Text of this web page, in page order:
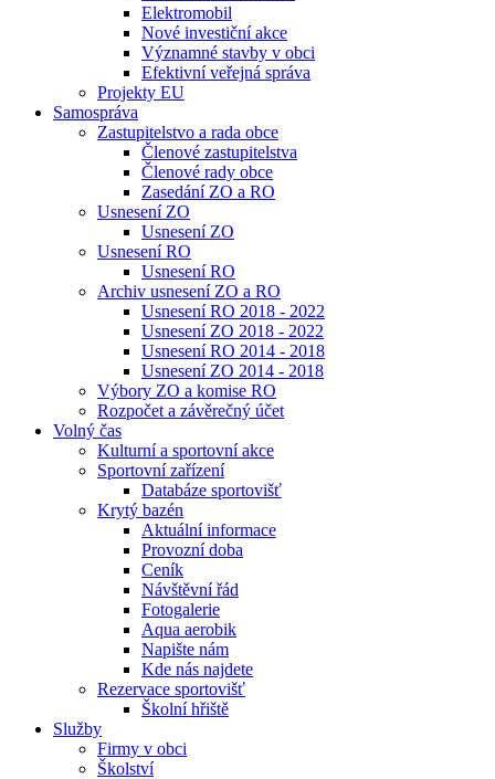
Elektromobil
Nové investiční akce
Významné stavby v obci
Efektivní veřejná správa
Projekty EU
Samospráva
Zastupitelstvo a rada obce
Členové zastupitelstva
Členové rady obce
Zasedání ZO a RO
Usnesení ZO
Usnesení ZO
Usnesení RO
Usnesení RO
Archiv usnesení ZO a RO
Usnesení RO 2018 - 2022
Usnesení ZO 2018 - 2022
Usnesení RO 2014 - 2018
Usnesení ZO 2014 - 2018
Výbory ZO a komise RO
Rozpočet a závěrečný účet
Volný čas
Kulturní a sportovní akce
Sportovní zařízení
Databáze sportovišť
Krytý bazén
Aktuální informace
Provozní doba
Ceník
Návštěvní řád
Fotogalerie
Aqua aerobik
Napište nám
Kde nás najdete
Rezervace sportovišť
Školní hřiště
Služby
Firmy v obci
Školství